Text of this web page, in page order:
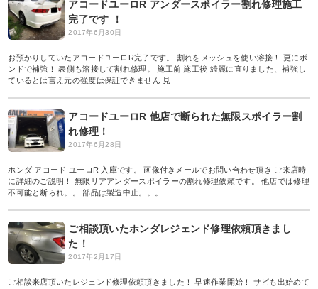
アコードユーロR アンダースポイラー割れ修理施工
完了です ！
2017年6月30日
お預かりしていたアコードユーロR完了です。 割れをメッシュを使い溶接！ 更にボ
ンドで補強！ 表側も溶接して割れ修理。 施工前 施工後 綺麗に直りました、補強し
ているとは言え元の強度は保証できません 見
アコードユーロR 他店で断られた無限スポイラー割
れ修理！
2017年6月28日
ホンダ アコード ユーロR 入庫です。 画像付きメールでお問い合わせ頂き ご来店時
に詳細のご説明！ 無限リアアンダースポイラーの割れ修理依頼です。 他店では修理
不可能と断られ。。 部品は製造中止。。。
ご相談頂いたホンダレジェンド修理依頼頂きまし
た！
2017年2月17日
ご相談来店頂いたレジェンド修理依頼頂きました！ 早速作業開始！ サビも出始めて